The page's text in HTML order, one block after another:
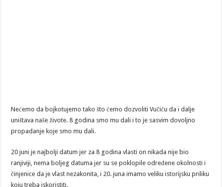
Nećemo da bojkotujemo tako što ćemo dozvoliti Vučiću da i dalje
uništava naše živote. 8 godina smo mu dali i to je sasvim dovoljno
propadanje koje smo mu dali.
20 juni je najbolji datum jer za 8 godina vlasti on nikada nije bio
ranjiviji, nema boljeg datuma jer su se poklopile određene okolnosti i
činjenice da je vlast nezakonita, i 20. juna imamo veliku istorijsku priliku
koju treba iskoristiti.